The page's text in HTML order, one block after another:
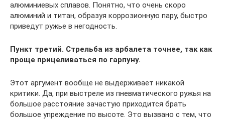
алюминиевых сплавов. Понятно, что очень скоро
алюминий и титан, образуя коррозионную пару, быстро
приведут ружье в негодность.
Пункт третий. Стрельба из арбалета точнее, так как
проще прицеливаться по гарпуну.
Этот аргумент вообще не выдерживает никакой
критики. Да, при выстреле из пневматического ружья на
большое расстояние зачастую приходится брать
большое упреждение по высоте. Это вызвано с тем, что